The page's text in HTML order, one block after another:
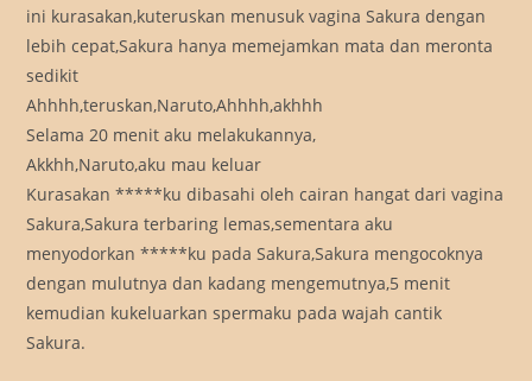
ini kurasakan,kuteruskan menusuk vagina Sakura dengan
lebih cepat,Sakura hanya memejamkan mata dan meronta
sedikit
Ahhhh,teruskan,Naruto,Ahhhh,akhhh
Selama 20 menit aku melakukannya,
Akkhh,Naruto,aku mau keluar
Kurasakan *****ku dibasahi oleh cairan hangat dari vagina
Sakura,Sakura terbaring lemas,sementara aku
menyodorkan *****ku pada Sakura,Sakura mengocoknya
dengan mulutnya dan kadang mengemutnya,5 menit
kemudian kukeluarkan spermaku pada wajah cantik
Sakura.